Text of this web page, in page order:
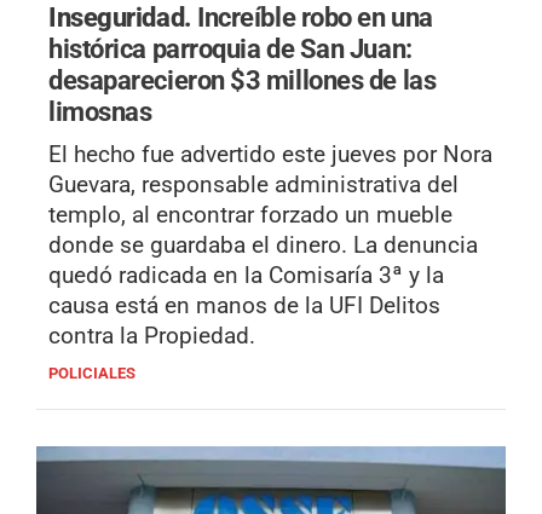
Inseguridad. Increíble robo en una
histórica parroquia de San Juan:
desaparecieron $3 millones de las
limosnas
El hecho fue advertido este jueves por Nora
Guevara, responsable administrativa del
templo, al encontrar forzado un mueble
donde se guardaba el dinero. La denuncia
quedó radicada en la Comisaría 3ª y la
causa está en manos de la UFI Delitos
contra la Propiedad.
POLICIALES